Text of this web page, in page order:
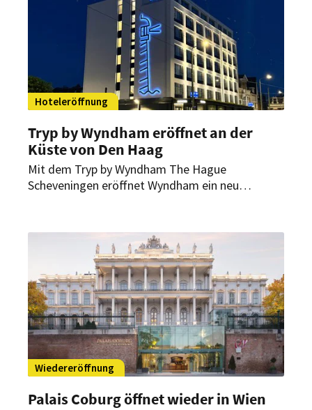
Hoteleröffnung
Tryp by Wyndham eröffnet an der
Küste von Den Haag
Mit dem Tryp by Wyndham The Hague
Scheveningen eröffnet Wyndham ein neu
verbindet historische Substanz mit einem
designorientierten Boutique-Erlebnis und
erweitert die Präsenz der Marke an einem
Standort mit ganzjähriger Leisure- und Business-
Nachfrage.
Wiedereröffnung
Palais Coburg öffnet wieder in Wien